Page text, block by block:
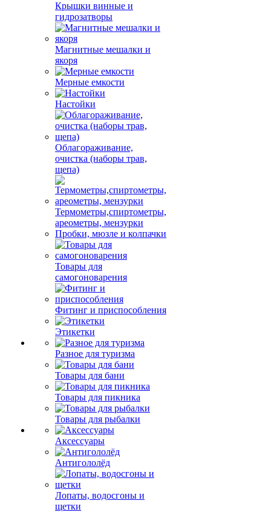
Крышки винные и
гидрозатворы
Магнитные мешалки и
якоря
Мерные емкости
Настойки
Облагораживание,
очистка (наборы трав,
щепа)
Термометры,спиртометры,
ареометры, мензурки
Пробки, мюзле и колпачки
Товары для
самогоноварения
Фитинг и приспособления
Этикетки
Разное для туризма
Товары для бани
Товары для пикника
Товары для рыбалки
Аксессуары
Антигололёд
Лопаты, водосгоны и
щетки